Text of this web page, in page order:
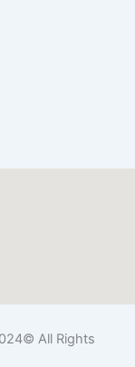
All Rights